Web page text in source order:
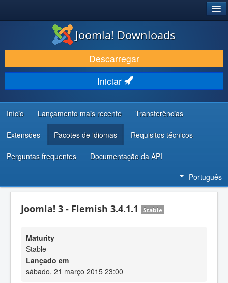
DESCARREGAR E EVOLUIR
DESCOBRIR E APRENDER
COMUNIDADE E SUPORTE
RECURSOS PARA PROGRAMADORES
Joomla! Downloads
Descarregar
Iniciar
Início Lançamento mais recente Transferências
Extensões Pacotes de idiomas Requisitos técnicos
Perguntas frequentes Documentação da API
Português
Joomla! 3 - Flemish 3.4.1.1 Stable
Maturity
Stable
Lançado em
sábado, 21 março 2015 23:00